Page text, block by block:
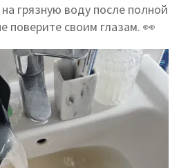
грязную воду после полной
поверите своим глазам. 👀